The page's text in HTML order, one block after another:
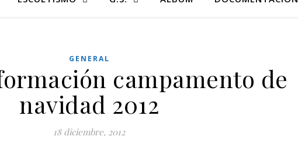
GENERAL
campamento de
navidad 2012
18 diciembre, 2012